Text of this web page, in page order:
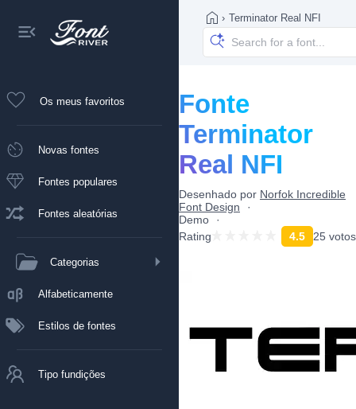
Os meus favoritos
Novas fontes
Fontes populares
Fontes aleatórias
Categorias
Alfabeticamente
Estilos de fontes
Tipo fundições
› Terminator Real NFI
Fonte
Terminator
Real NFI
Desenhado por Norfok Incredible
Font Design
Demo
Rating
4.5 25 votos